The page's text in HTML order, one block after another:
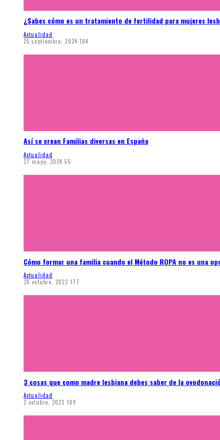
¿Sabes cómo es un tratamiento de fertilidad para mujeres
Actualidad
25 septiembre, 2024 104
Así se crean Familias diversas en España
Actualidad
27 mayo, 2024 55
Cómo formar una familia cuando el Método ROPA no es una
Actualidad
30 octubre, 2023 177
3 cosas que como madre lesbiana debes saber de la
Actualidad
2 octubre, 2023 189